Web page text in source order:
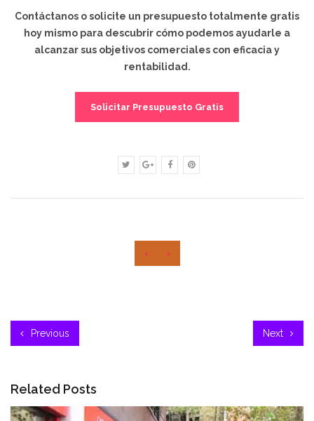
Contáctanos o solicite un presupuesto totalmente gratis
hoy mismo para descubrir cómo podemos ayudarle a
alcanzar sus objetivos comerciales con eficacia y
rentabilidad.
Solicitar Presupuesto Gratis
‹ ›
Previous Next
Related Posts